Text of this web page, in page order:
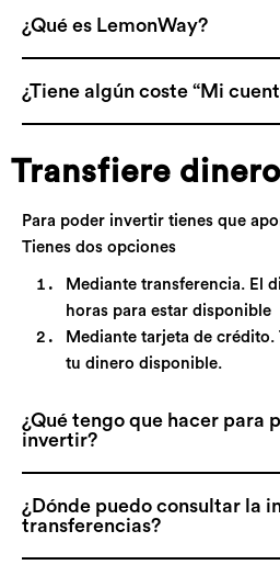
¿Qué es LemonWay?
¿Tiene algún coste “Mi
Transfiere
Para poder invertir tienes que
Tienes dos opciones
Mediante transferencia. El
horas para estar disponible
Mediante tarjeta de
tu dinero disponible.
¿Qué tengo que hacer para
invertir?
¿Dónde puedo consultar la
transferencias?